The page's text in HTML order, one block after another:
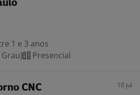
1 e 3 anos
Presencial
CNC 10 jul